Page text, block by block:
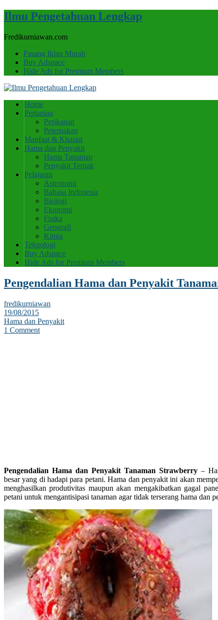
Ilmu Pengetahuan Lengkap
Fredikurniawan.com
Pasang Iklan Murah
Buy Adspace
Hide Ads for Premium Members
Home
Pertanian
Perikanan
Peternakan
Manfaat & Khasiat
Hama dan Penyakit
Hama Tanaman
Penyakit Ternak
Pelajaran
Astronomi
Bahasa Indonesia
Biologi
Ekonomi
Fisika
Geografi
Kimia
Teknologi
Buy Adspace
Hide Ads for Premium Members
Pengendalian Hama dan Penyakit
fredikurniawan
19/08/2015
Hama dan Penyakit
1 Comment
Pengendalian Hama dan Penyakit Tanaman Strawberry–
besar yang di hadapi para petani. Hama dan penyakit ini akan
menghasilkan produtivitas maupun akan mengakibatkan gagal
petani untuk mengantisipasi tanaman agar tidak terserang hama dan